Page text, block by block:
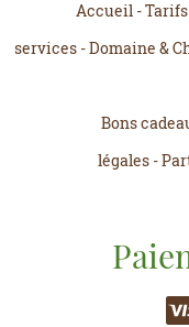
Accueil -
services -Domaine &
Bons
légales-